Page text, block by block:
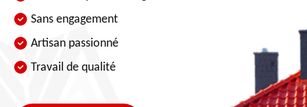
Sans engagement
Artisan passionné
Travail de qualité